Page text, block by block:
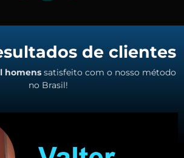
de clientes
homenssatisfeito com o nosso método
no Brasil!